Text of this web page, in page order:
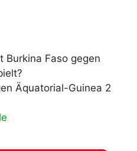
Burkina Faso gegen
Äquatorial-Guinea 2